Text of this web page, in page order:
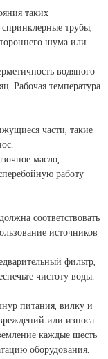
таких
трубы,
шума или
водяного
Рабочая температура
части, такие
масло,
работу
соответствовать
источников
фильтр,
чистоту воды.
питания, вилку и
или износа.
каждые шесть
оборудования.